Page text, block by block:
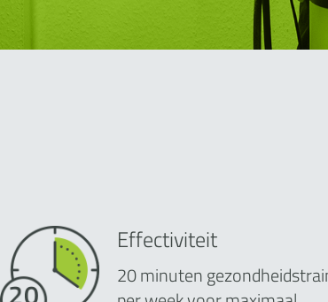
Effectiviteit
20 minuten